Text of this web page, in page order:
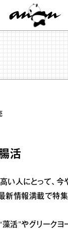
活
い人にとって、今
新情報満載で特集
藻活”やグリークヨ